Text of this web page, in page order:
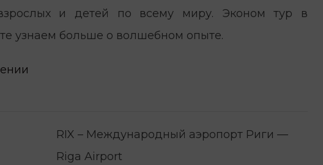
и детей по всему миру. Эконом тур в
узнаем больше о волшебном опыте.
RIX – Международный аэропорт Риги —
Riga Airport